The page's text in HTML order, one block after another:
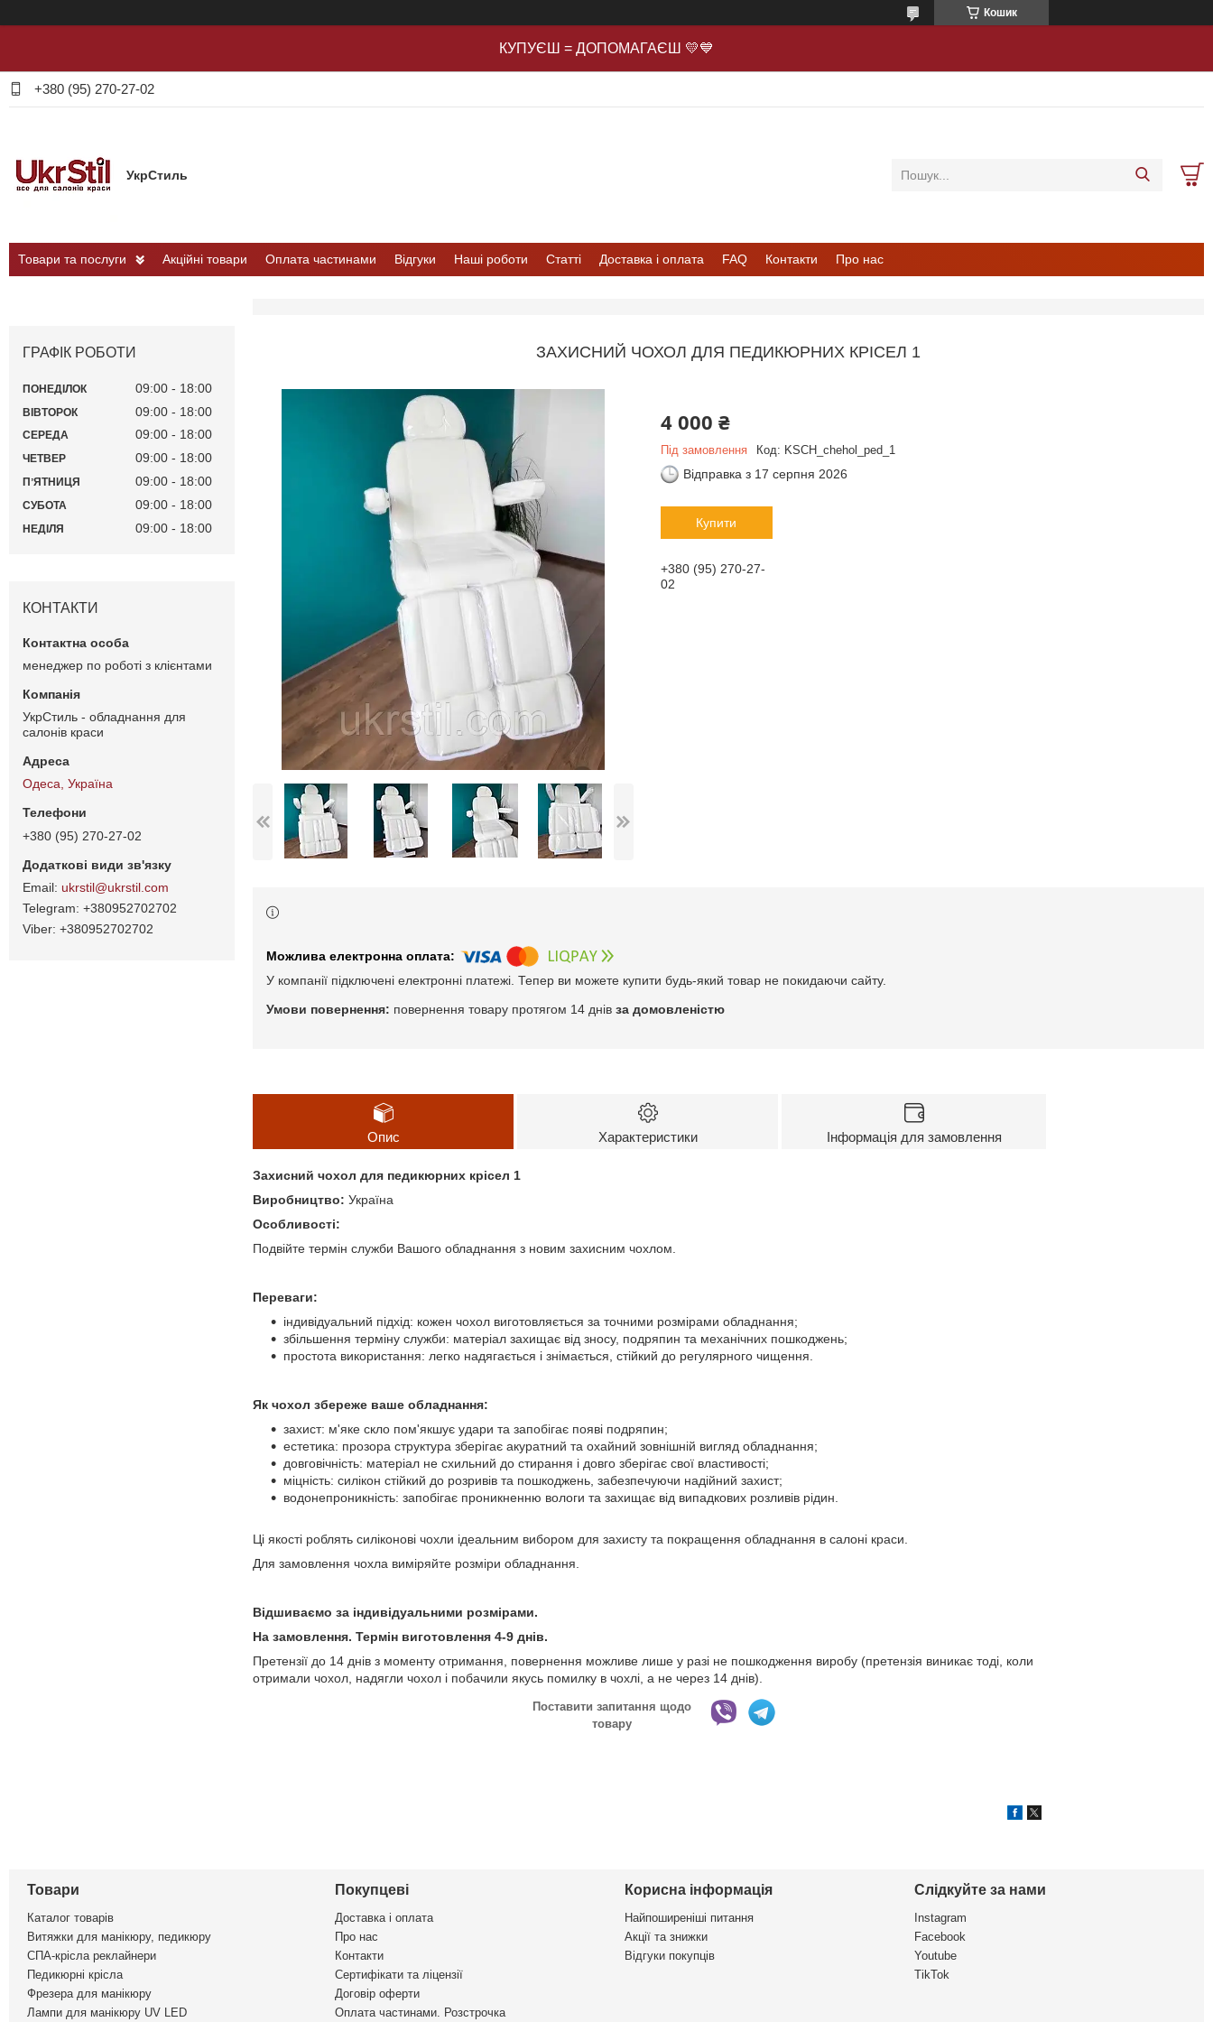
Кошик
КУПУЄШ = ДОПОМАГАЄШ 💛💙
+380 (95) 270-27-02
УкрСтиль
Товари та послуги Акційні товари Оплата частинами Відгуки Наші роботи Статті Доставка і оплата FAQ Контакти Про нас
ЗАХИСНИЙ ЧОХОЛ ДЛЯ ПЕДИКЮРНИХ КРІСЕЛ 1
4 000 ₴
Під замовлення Код: KSCH_chehol_ped_1
Відправка з 17 серпня 2026
Купити
+380 (95) 270-27-
02
У компанії підключені електронні платежі. Тепер ви можете купити будь-який товар не покидаючи сайту.
повернення товару протягом 14 днів за домовленістю
Опис Характеристики Інформація для замовлення
Захисний чохол для педикюрних крісел 1
Виробництво: Україна
Особливості:
Подвійте термін служби Вашого обладнання з новим захисним чохлом.
Переваги:
індивідуальний підхід: кожен чохол виготовляється за точними розмірами обладнання;
збільшення терміну служби: матеріал захищає від зносу, подряпин та механічних пошкоджень;
простота використання: легко надягається і знімається, стійкий до регулярного чищення.
Як чохол збереже ваше обладнання:
захист: м'яке скло пом'якшує удари та запобігає появі подряпин;
естетика: прозора структура зберігає акуратний та охайний зовнішній вигляд обладнання;
довговічність: матеріал не схильний до стирання і довго зберігає свої властивості;
міцність: силікон стійкий до розривів та пошкоджень, забезпечуючи надійний захист;
водонепроникність: запобігає проникненню вологи та захищає від випадкових розливів рідин.
Ці якості роблять силіконові чохли ідеальним вибором для захисту та покращення обладнання в салоні краси.
Для замовлення чохла виміряйте розміри обладнання.
Відшиваємо за індивідуальними розмірами.
На замовлення. Термін виготовлення 4-9 днів.
Претензії до 14 днів з моменту отримання, повернення можливе лише у разі не пошкодження виробу (претензія виникає тоді, коли
отримали чохол, надягли чохол і побачили якусь помилку в чохлі, а не через 14 днів).
Поставити запитання щодо
товару
ГРАФІК РОБОТИ
ПОНЕДІЛОК 09:00 18:00
ВІВТОРОК 09:00 18:00
СЕРЕДА 09:00 18:00
ЧЕТВЕР 09:00 18:00
ПʼЯТНИЦЯ 09:00 18:00
СУБОТА 09:00 18:00
НЕДІЛЯ 09:00 18:00
КОНТАКТИ
менеджер по роботі з клієнтами
УкрСтиль - обладнання для
салонів краси
Одеса, Україна
+380 (95) 270-27-02
ukrstil@ukrstil.com
+380952702702
+380952702702
Товари
Каталог товарів
Витяжки для манікюру, педикюру
СПА-крісла реклайнери
Педикюрні крісла
Фрезера для манікюру
Лампи для манікюру UV LED
Покупцеві
Доставка і оплата
Про нас
Контакти
Сертифікати та ліцензії
Договір оферти
Оплата частинами. Розстрочка
Корисна інформація
Найпоширеніші питання
Акції та знижки
Відгуки покупців
Слідкуйте за нами
Instagram
Facebook
Youtube
TikTok